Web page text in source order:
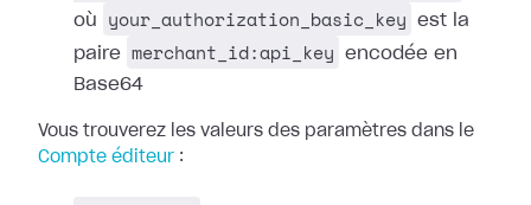
où
your_authorization_basic_key
est la
paire merchant_id:api_key
encodée en
Base64
Vous trouverez les valeurs des paramètres dans le
Compte éditeur :